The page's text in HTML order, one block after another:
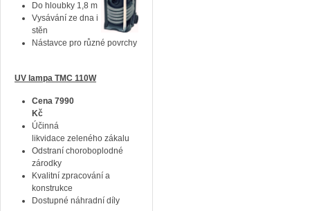
Do hloubky 1,8 m
Vysávání ze dna i
stěn
Nástavce pro různé povrchy
UV lampa TMC 110W
Cena 7990
Kč
Účinná
likvidace zeleného zákalu
Odstraní choroboplodné
zárodky
Kvalitní zpracování a
konstrukce
Dostupné náhradní díly